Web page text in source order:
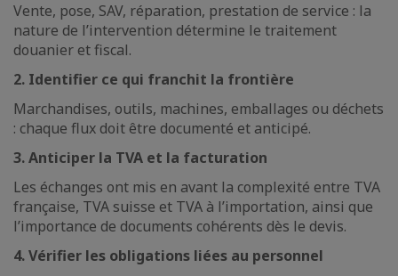
Vente, pose, SAV, réparation, prestation de service : la
nature de l’intervention détermine le traitement
douanier et fiscal.
2. Identifier ce qui franchit la frontière
Marchandises, outils, machines, emballages ou déchets
: chaque flux doit être documenté et anticipé.
3. Anticiper la TVA et la facturation
Les échanges ont mis en avant la complexité entre TVA
française, TVA suisse et TVA à l’importation, ainsi que
l’importance de documents cohérents dès le devis.
4. Vérifier les obligations liées au personnel